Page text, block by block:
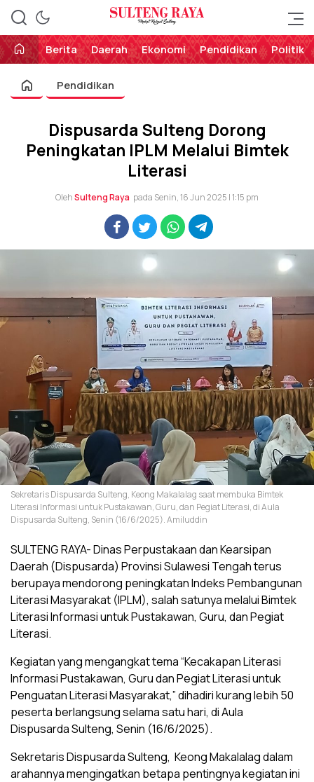
Sulteng Raya
Perekat Rakyat Sulteng
Berita
Daerah Ekonomi Pendidikan Politik
Pendidikan
Dispusarda Sulteng Dorong
Peningkatan IPLM Melalui Bimtek
Literasi
OlehSulteng Raya pada Senin, 16 Jun 2025 | 1:15 pm
Sekretaris Dispusarda Sulteng, Keong Makalalag saat membuka Bimtek
Literasi Informasi untuk Pustakawan, Guru, dan Pegiat Literasi, di Aula
Dispusarda Sulteng, Senin (16/6/2025). Amiluddin
SULTENG RAYA- Dinas Perpustakaan dan Kearsipan
Daerah (Dispusarda) Provinsi Sulawesi Tengah terus
berupaya mendorong peningkatan Indeks Pembangunan
Literasi Masyarakat (IPLM), salah satunya melalui Bimtek
Literasi Informasi untuk Pustakawan, Guru, dan Pegiat
Literasi.
Kegiatan yang mengangkat tema “Kecakapan Literasi
Informasi Pustakawan, Guru dan Pegiat Literasi untuk
Penguatan Literasi Masyarakat,” dihadiri kurang lebih 50
peserta berlangsung selama satu hari, di Aula
Dispusarda Sulteng, Senin (16/6/2025).
Sekretaris Dispusarda Sulteng, Keong Makalalag dalam
arahannya mengingatkan betapa pentingnya kegiatan ini